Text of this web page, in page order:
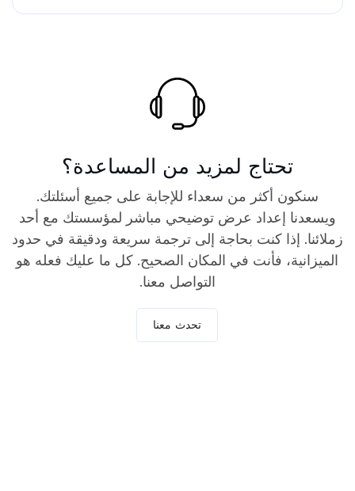
تحتاج لمزيد من المساعدة؟
سنكون أكثر من سعداء للإجابة على جميع أسئلتك.
ويسعدنا إعداد عرض توضيحي مباشر لمؤسستك مع أحد
زملائنا. إذا كنت بحاجة إلى ترجمة سريعة ودقيقة في حدود
الميزانية، فأنت في المكان الصحيح. كل ما عليك فعله هو
التواصل معنا.
تحدث معنا